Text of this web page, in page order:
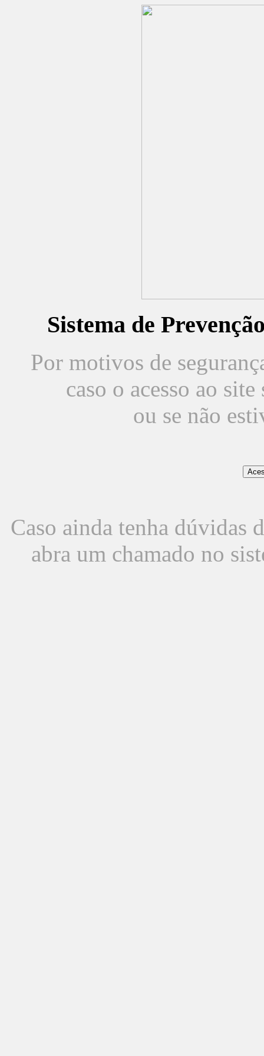
Sistema de
Por motivos de
caso o acesso ao
ou se não
Caso ainda tenha dúvidas
abra um chamado no